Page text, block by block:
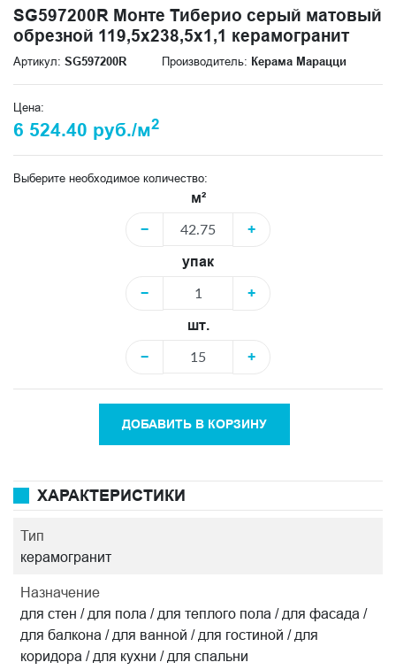
SG597200R Монте Тиберио серый матовый
обрезной 119,5x238,5x1,1 керамогранит
Артикул: SG597200R Производитель: Керама Марацци
Цена:
6 524.40 руб./м2
Выберите необходимое количество:
м²
−
+
упак
−
+
шт.
−
+
ДОБАВИТЬ В КОРЗИНУ
ХАРАКТЕРИСТИКИ
Тип
керамогранит
Назначение
для стен / для пола / для теплого пола / для фасада /
для балкона / для ванной / для гостиной / для
коридора / для кухни / для спальни